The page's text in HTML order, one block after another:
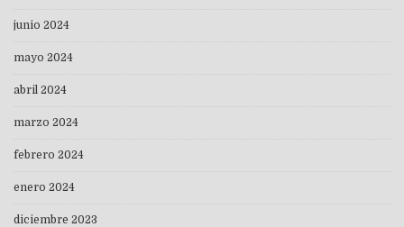
junio 2024
mayo 2024
abril 2024
marzo 2024
febrero 2024
enero 2024
diciembre 2023